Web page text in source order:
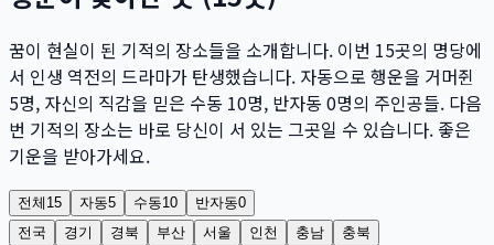
꿈이 현실이 된 기적의 장소들을 소개합니다. 이번 15곳의 명당에
서 인생 역전의 드라마가 탄생했습니다. 자동으로 행운을 거머쥔
5명, 자신의 직감을 믿은 수동 10명, 반자동 0명의 주인공들. 다음
번 기적의 장소는 바로 당신이 서 있는 그곳일 수 있습니다. 좋은
기운을 받아가세요.
전체 15 자동5 수동10 반자동0
전국
경기 경북 부산 서울 인천 충남 충북